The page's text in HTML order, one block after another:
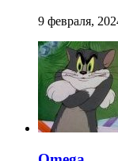
9 февраля,